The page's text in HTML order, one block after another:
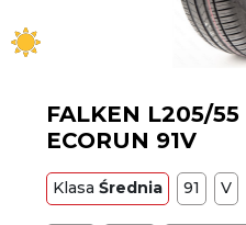
FALKEN L205/55
ECORUN 91V
KlasaŚrednia 91 V